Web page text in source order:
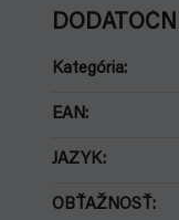
Kategória:
EAN:
JAZYK:
OBŤAŽNOSŤ :